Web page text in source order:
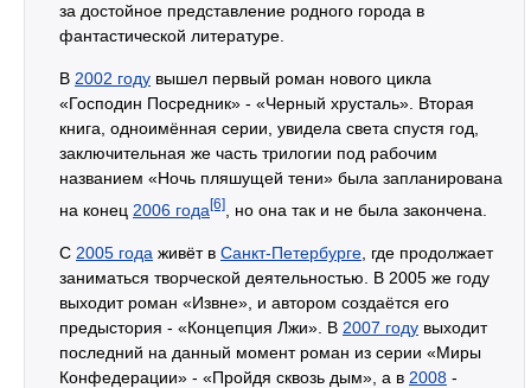
за достойное представление родного города в
фантастической литературе.
В 2002 году вышел первый роман нового цикла
«Господин Посредник» - «Черный хрусталь». Вторая
книга, одноимённая серии, увидела света спустя год,
заключительная же часть трилогии под рабочим
названием «Ночь пляшущей тени» была запланирована
на конец 2006 года [6] , но она так и не была закончена.
С 2005 года живёт в Санкт-Петербурге , где продолжает
заниматься творческой деятельностью. В 2005 же году
выходит роман «Извне», и автором создаётся его
предыстория - «Концепция Лжи». В 2007 году выходит
последний на данный момент роман из серии «Миры
Конфедерации» - «Пройдя сквозь дым», а в 2008 -